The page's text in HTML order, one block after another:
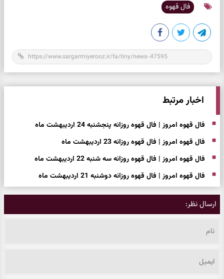
فال قهوه
اخبار مرتبط
فال قهوه امروز | فال قهوه روزانه پنجشنبه 24 اردیبهشت ماه
فال قهوه امروز | فال قهوه روزانه 23 اردیبهشت ماه
فال قهوه امروز | فال قهوه روزانه سه شنبه 22 اردیبهشت ماه
فال قهوه امروز | فال قهوه روزانه دوشنبه 21 اردیبهشت ماه
ارسال نظر: